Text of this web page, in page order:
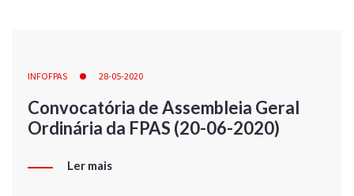
INFOFPAS 28-05-2020
Convocatória de Assembleia Geral
Ordinária da FPAS (20-06-2020)
Ler mais